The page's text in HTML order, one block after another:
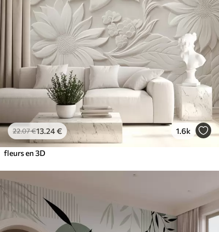
22.07€13 .24€ 1.6k
fleurs en 3D